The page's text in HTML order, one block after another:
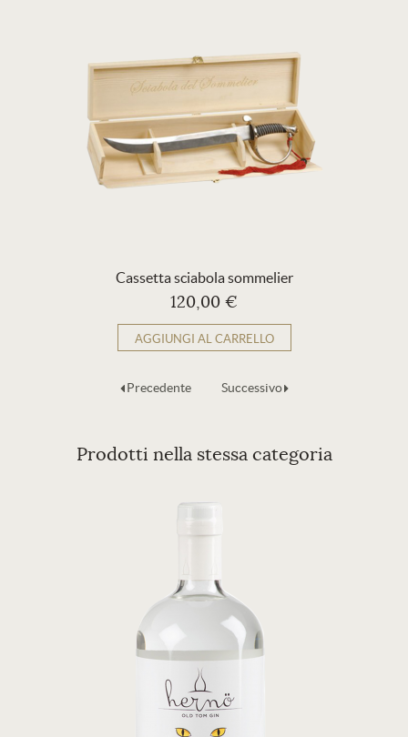
Cassetta sciabola sommelier
120,00 €
AGGIUNGI AL CARRELLO
Precedente Successivo
Prodotti nella stessa categoria